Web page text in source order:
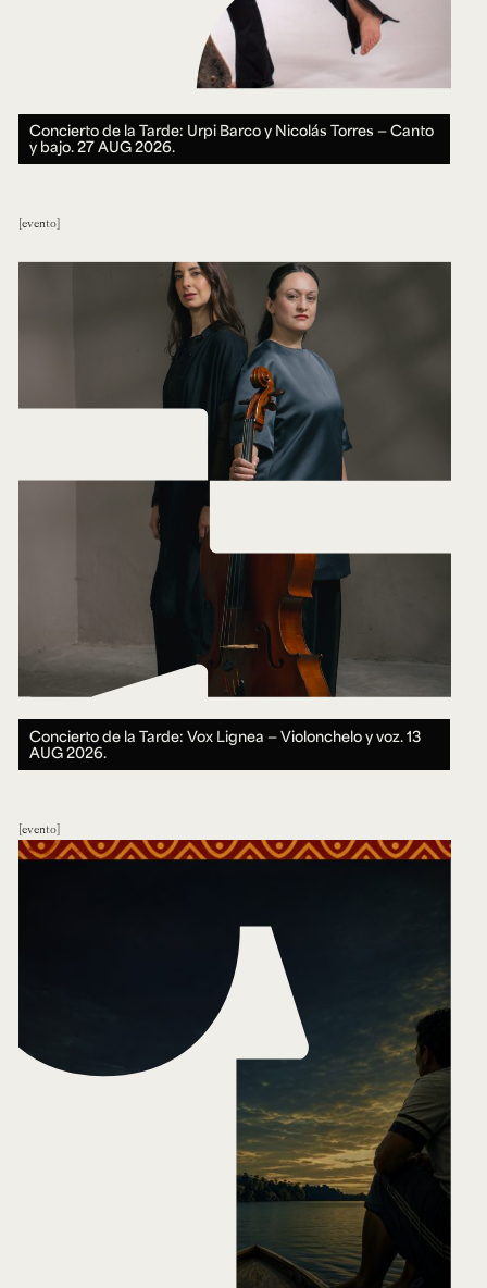
Concierto de la Tarde: Urpi Barco y Nicolás Torres — Canto
y bajo.27 AUG 2026.
evento
Concierto de la Tarde: Vox Lignea — Violonchelo y voz.13
AUG 2026.
evento